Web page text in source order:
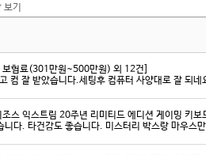
기
보험료(301만원~500만원) 외 12건]
컴 잘 받았습니다.세팅후 컴퓨터 사양대로 잘 되
조스 익스트림 20주년 리미티드 에디션 게이밍 키
니다. 타건감도 좋습니다. 미스터리 박스랑 마우스